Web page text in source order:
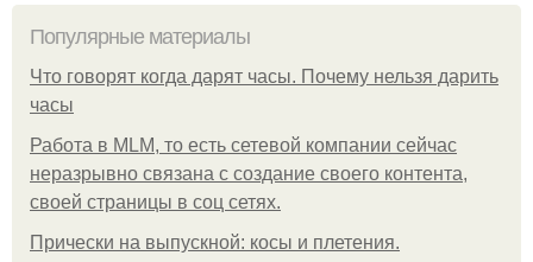
Популярные материалы
Что говорят когда дарят часы. Почему нельзя дарить
часы
Работа в MLM, то есть сетевой компании сейчас
неразрывно связана с создание своего контента,
своей страницы в соц сетях.
Прически на выпускной: косы и плетения.